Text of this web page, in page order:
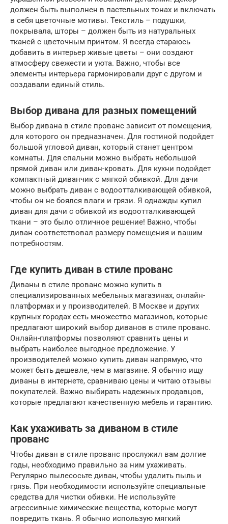
должен быть выполнен в пастельных тонах и включать
в себя цветочные мотивы. Текстиль – подушки,
покрывала, шторы – должен быть из натуральных
тканей с цветочным принтом. Я всегда стараюсь
добавить в интерьер живые цветы – они создают
атмосферу свежести и уюта. Важно, чтобы все
элементы интерьера гармонировали друг с другом и
создавали единый стиль.
Выбор дивана для разных помещений
Выбор дивана в стиле прованс зависит от помещения,
для которого он предназначен. Для гостиной подойдет
большой угловой диван, который станет центром
комнаты. Для спальни можно выбрать небольшой
прямой диван или диван-кровать. Для кухни подойдет
компактный диванчик с мягкой обивкой. Для дачи
можно выбрать диван с водоотталкивающей обивкой,
чтобы он не боялся влаги и грязи. Я однажды купил
диван для дачи с обивкой из водоотталкивающей
ткани – это было отличное решение! Важно, чтобы
диван соответствовал размеру помещения и вашим
потребностям.
Где купить диван в стиле прованс
Диваны в стиле прованс можно купить в
специализированных мебельных магазинах, онлайн-
платформах и у производителей. В Москве и других
крупных городах есть множество магазинов, которые
предлагают широкий выбор диванов в стиле прованс.
Онлайн-платформы позволяют сравнить цены и
выбрать наиболее выгодное предложение. У
производителей можно купить диван напрямую, что
может быть дешевле, чем в магазине. Я обычно ищу
диваны в интернете, сравниваю цены и читаю отзывы
покупателей. Важно выбирать надежных продавцов,
которые предлагают качественную мебель и гарантию.
Как ухаживать за диваном в стиле
прованс
Чтобы диван в стиле прованс прослужил вам долгие
годы, необходимо правильно за ним ухаживать.
Регулярно пылесосьте диван, чтобы удалить пыль и
грязь. При необходимости используйте специальные
средства для чистки обивки. Не используйте
агрессивные химические вещества, которые могут
повредить ткань. Я обычно использую мягкий